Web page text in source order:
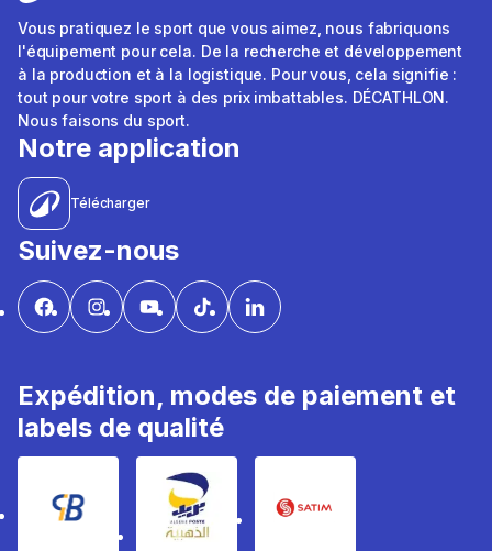
Vous pratiquez le sport que vous aimez, nous fabriquons
l'équipement pour cela. De la recherche et développement
à la production et à la logistique. Pour vous, cela signifie :
tout pour votre sport à des prix imbattables. DÉCATHLON.
Nous faisons du sport.
Notre application
Télécharger
Suivez-nous
Expédition, modes de paiement et
labels de qualité